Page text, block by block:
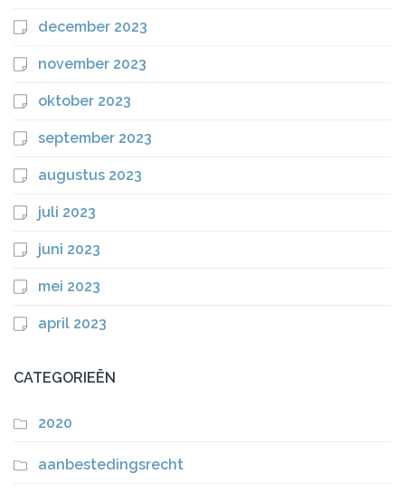
december 2023
november 2023
oktober 2023
september 2023
augustus 2023
juli 2023
juni 2023
mei 2023
april 2023
CATEGORIEËN
2020
aanbestedingsrecht